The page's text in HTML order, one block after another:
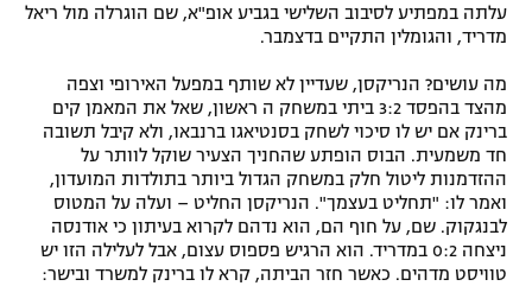
עלתה במפתיע לסיבוב השלישי בגביע אופ"א, שם הוגרלה מול ריאל
מדריד, והגומלין התקיים בדצמבר.
מה עושים? הנריקסן, שעדיין לא שותף במפעל האירופי וצפה
מהצד בהפסד 3:2 ביתי במשחק ה ראשון, שאל את המאמן קים
ברינק אם יש לו סיכוי לשחק בסנטיאגו ברנבאו, ולא קיבל תשובה
חד משמעית. הבוס הופתע שהחניך הצעיר שוקל לוותר על
ההזדמנות ליטול חלק במשחק הגדול ביותר בתולדות המועדון,
ואמר לו: "תחליט בעצמך". הנריקסן החליט – ועלה על המטוס
לבנגקוק. שם, על חוף הם, הוא נדהם לקרוא בעיתון כי אודנסה
ניצחה 0:2 במדריד. הוא הרגיש פספוס עצום, אבל לעלילה הזו יש
טוויסט מדהים. כאשר חזר הביתה, קרא לו ברינק למשרד ובישר: